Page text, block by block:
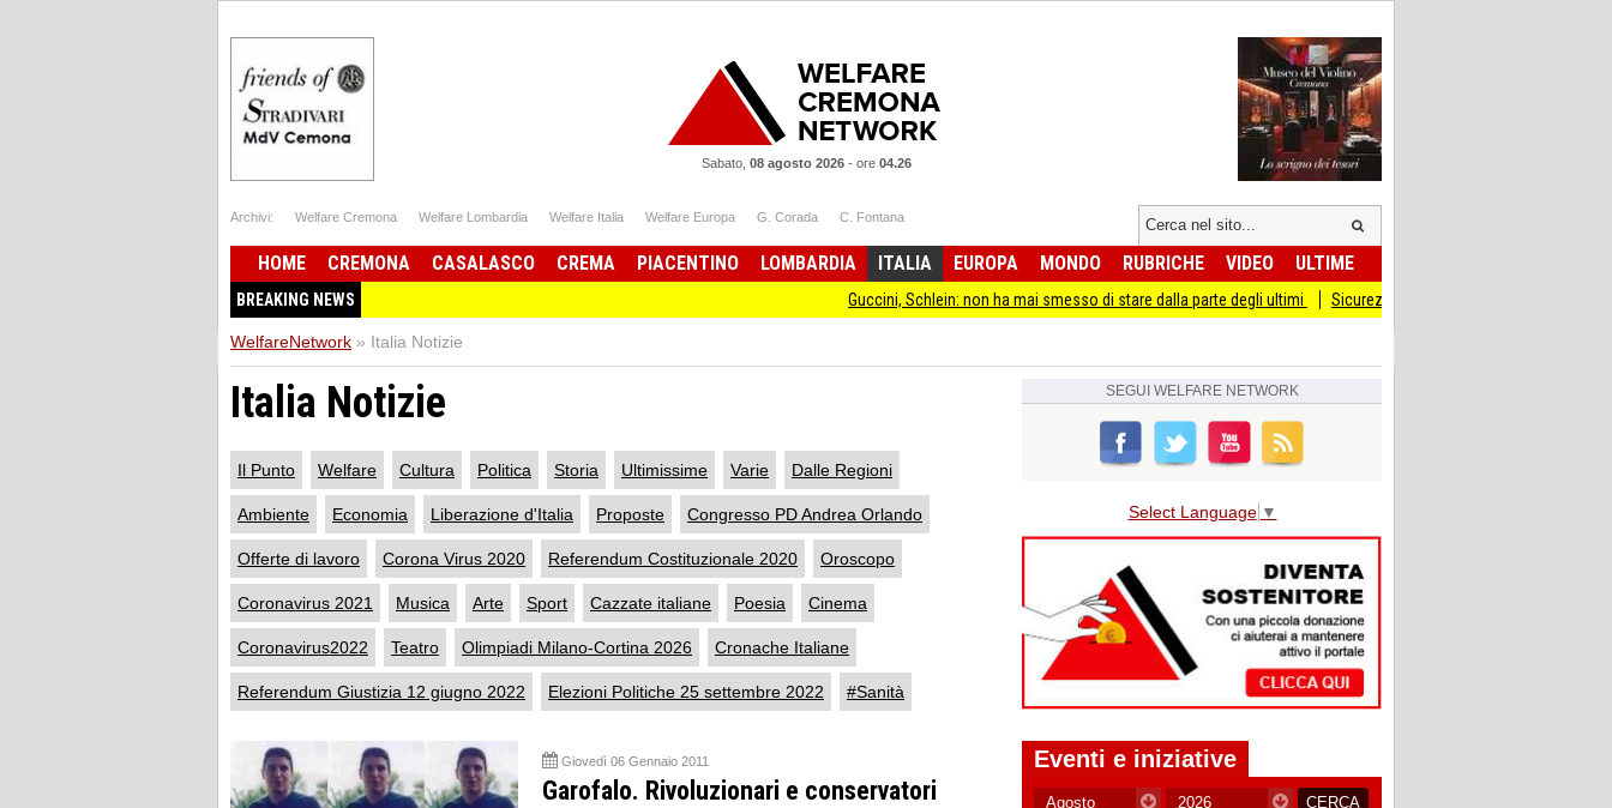
Sabato, 08 agosto 2026- ore 04.26
Archivi: Welfare Cremona Welfare Lombardia Welfare Italia Welfare Europa G. Corada C. Fontana
HOME CREMONA CASALASCO CREMA PIACENTINO LOMBARDIA ITALIA EUROPA MONDO RUBRICHE VIDEO ULTIME
BREAKING NEWS Guccini, Schlein: non ha mai smesso di stare dalla parte degli ultimi Sicurezza I Giovani Democratici ribattono ai Giovani di
WelfareNetwork » Italia Notizie
Italia Notizie
Il Punto Welfare Cultura Politica Storia Ultimissime Varie Dalle Regioni
Ambiente Economia Liberazione d'Italia Proposte Congresso PD Andrea Orlando
Offerte di lavoro Corona Virus 2020 Referendum Costituzionale 2020 Oroscopo
Coronavirus 2021 Musica Arte Sport Cazzate italiane Poesia Cinema
Coronavirus2022 Teatro Olimpiadi Milano-Cortina 2026 Cronache Italiane
Referendum Giustizia 12 giugno 2022 Elezioni Politiche 25 settembre 2022 #Sanità
Giovedì 06 Gennaio 2011
Garofalo. Rivoluzionari e conservatori
SEGUI WELFARE NETWORK
Select Language ▼
Eventi e iniziative